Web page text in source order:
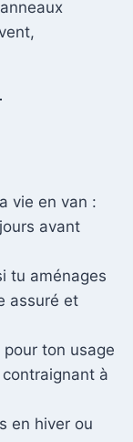
vie en van :
avant
tu aménages
assuré et
pour ton usage
à
en hiver ou